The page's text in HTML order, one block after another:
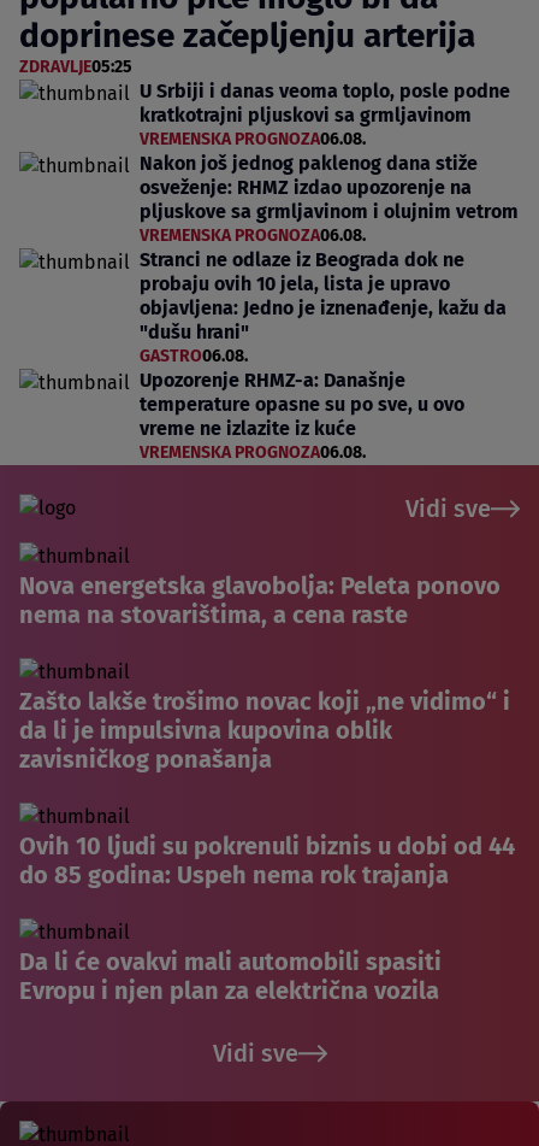
doprinese začepljenju arterija
ZDRAVLJE05:25
U Srbiji i danas veoma toplo, posle podne
kratkotrajni pljuskovi sa grmljavinom
VREMENSKA PROGNOZA06.08.
Nakon još jednog paklenog dana stiže
osveženje: RHMZ izdao upozorenje na
pljuskove sa grmljavinom i olujnim vetrom
VREMENSKA PROGNOZA06.08.
Stranci ne odlaze iz Beograda dok ne
probaju ovih 10 jela, lista je upravo
objavljena: Jedno je iznenađenje, kažu da
"dušu hrani"
GASTRO06.08.
Upozorenje RHMZ-a: Današnje
temperature opasne su po sve, u ovo
vreme ne izlazite iz kuće
VREMENSKA PROGNOZA06.08.
Vidi sve
Nova energetska glavobolja: Peleta ponovo
nema na stovarištima, a cena raste
Zašto lakše trošimo novac koji „ne vidimo“ i
da li je impulsivna kupovina oblik
zavisničkog ponašanja
Ovih 10 ljudi su pokrenuli biznis u dobi od 44
do 85 godina: Uspeh nema rok trajanja
Da li će ovakvi mali automobili spasiti
Evropu i njen plan za električna vozila
Vidi sve